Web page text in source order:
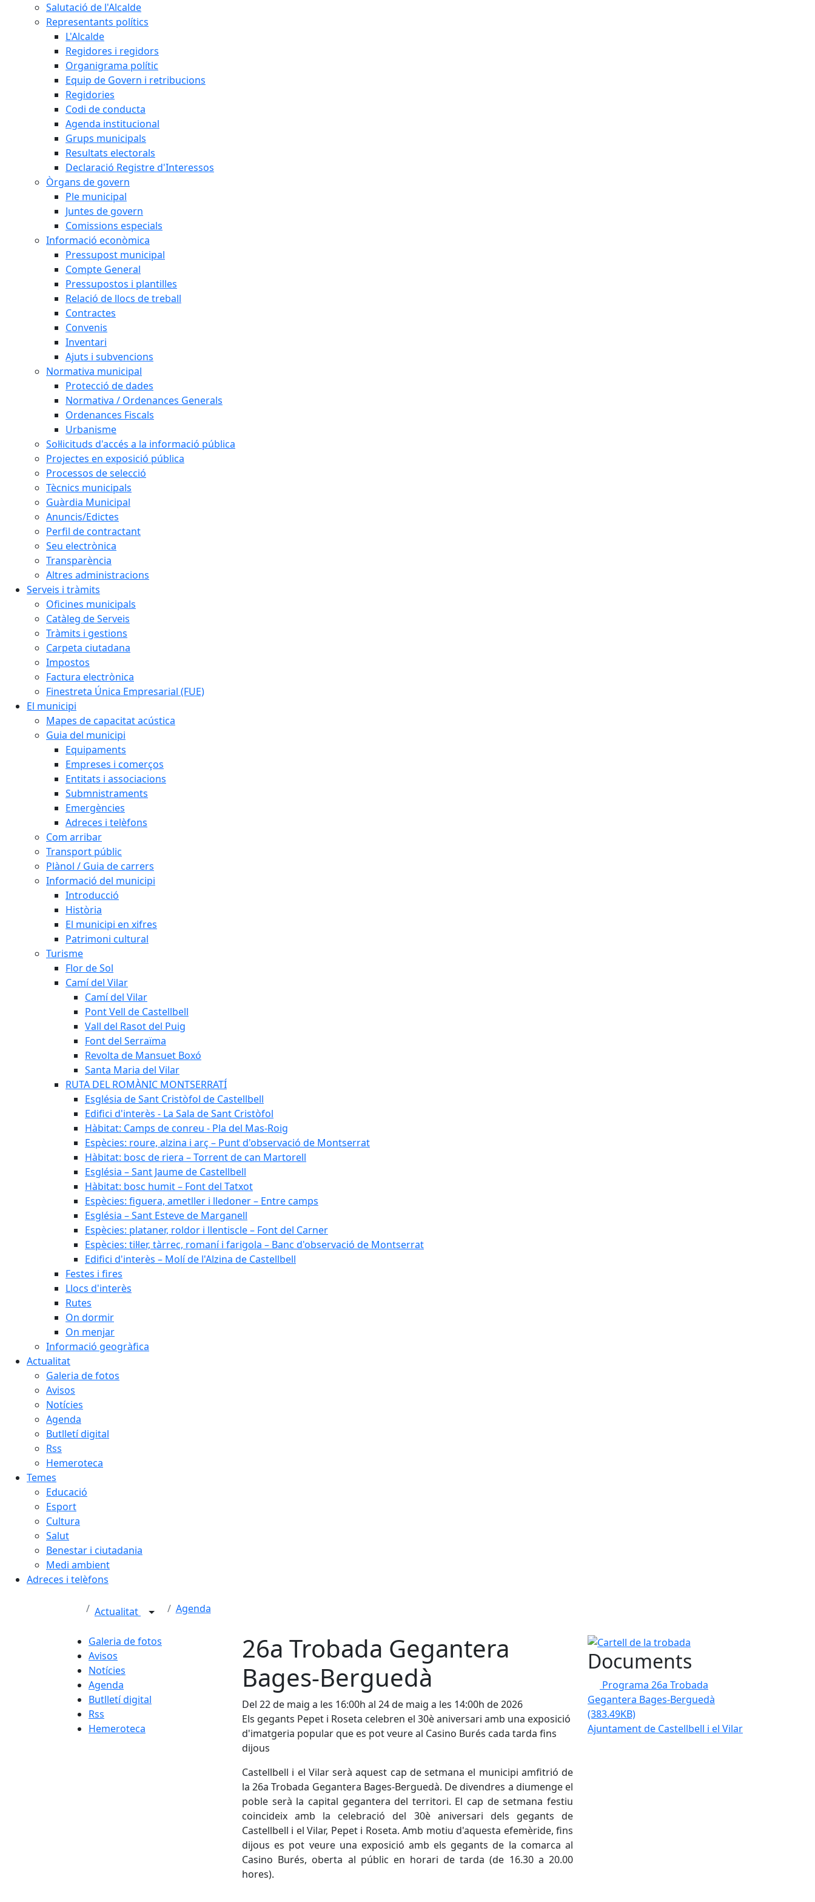
Salutació de l'Alcalde
Representants polítics
L'Alcalde
Regidores i regidors
Organigrama polític
Equip de Govern i retribucions
Regidories
Codi de conducta
Agenda institucional
Grups municipals
Resultats electorals
Declaració Registre d'Interessos
Òrgans de govern
Ple municipal
Juntes de govern
Comissions especials
Informació econòmica
Pressupost municipal
Compte General
Pressupostos i plantilles
Relació de llocs de treball
Contractes
Convenis
Inventari
Ajuts i subvencions
Normativa municipal
Protecció de dades
Normativa / Ordenances Generals
Ordenances Fiscals
Urbanisme
Sol·licituds d'accés a la informació pública
Projectes en exposició pública
Processos de selecció
Tècnics municipals
Guàrdia Municipal
Anuncis/Edictes
Perfil de contractant
Seu electrònica
Transparència
Altres administracions
Serveis i tràmits
Oficines municipals
Catàleg de Serveis
Tràmits i gestions
Carpeta ciutadana
Impostos
Factura electrònica
Finestreta Única Empresarial (FUE)
El municipi
Mapes de capacitat acústica
Guia del municipi
Equipaments
Empreses i comerços
Entitats i associacions
Submnistraments
Emergències
Adreces i telèfons
Com arribar
Transport públic
Plànol / Guia de carrers
Informació del municipi
Introducció
Història
El municipi en xifres
Patrimoni cultural
Turisme
Flor de Sol
Camí del Vilar
Camí del Vilar
Pont Vell de Castellbell
Vall del Rasot del Puig
Font del Serraïma
Revolta de Mansuet Boxó
Santa Maria del Vilar
RUTA DEL ROMÀNIC MONTSERRATÍ
Església de Sant Cristòfol de Castellbell
Edifici d'interès - La Sala de Sant Cristòfol
Hàbitat: Camps de conreu - Pla del Mas-Roig
Espècies: roure, alzina i arç – Punt d'observació de Montserrat
Hàbitat: bosc de riera – Torrent de can Martorell
Església – Sant Jaume de Castellbell
Hàbitat: bosc humit – Font del Tatxot
Espècies: figuera, ametller i lledoner – Entre camps
Església – Sant Esteve de Marganell
Espècies: plataner, roldor i llentiscle – Font del Carner
Espècies: til·ler, tàrrec, romaní i farigola – Banc d'observació de Montserrat
Edifici d'interès – Molí de l'Alzina de Castellbell
Festes i fires
Llocs d'interès
Rutes
On dormir
On menjar
Informació geogràfica
Actualitat
Galeria de fotos
Avisos
Notícies
Agenda
Butlletí digital
Rss
Hemeroteca
Temes
Educació
Esport
Cultura
Salut
Benestar i ciutadania
Medi ambient
Adreces i telèfons
Actualitat Agenda
Galeria de fotos
Avisos
Notícies
Agenda
Butlletí digital
Rss
Hemeroteca
26a Trobada Gegantera
Bages-Berguedà
Del 22 de maig a les 16:00h al 24 de maig a les 14:00h de 2026
Els gegants Pepet i Roseta celebren el 30è aniversari amb una exposició
d'imatgeria popular que es pot veure al Casino Burés cada tarda fins
dijous
Castellbell i el Vilar serà aquest cap de setmana el municipi amfitrió de
la 26a Trobada Gegantera Bages-Berguedà. De divendres a diumenge el
poble serà la capital gegantera del territori. El cap de setmana festiu
coincideix amb la celebració del 30è aniversari dels gegants de
Castellbell i el Vilar, Pepet i Roseta. Amb motiu d'aquesta efemèride, fins
dijous es pot veure una exposició amb els gegants de la comarca al
Casino Burés, oberta al públic en horari de tarda (de 16.30 a 20.00
hores).
Cartell de la trobada
Documents
Programa 26a Trobada
Gegantera Bages-Berguedà
(383.49KB)
Ajuntament de Castellbell i el Vilar